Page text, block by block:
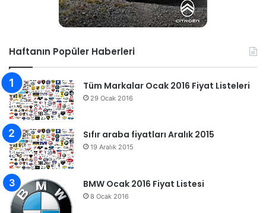
Haftanın Popüler Haberleri
Tüm Markalar Ocak 2016 Fiyat Listeleri
29 Ocak 2016
Sıfır araba fiyatları Aralık 2015
19 Aralık 2015
BMW Ocak 2016 Fiyat Listesi
8 Ocak 2016